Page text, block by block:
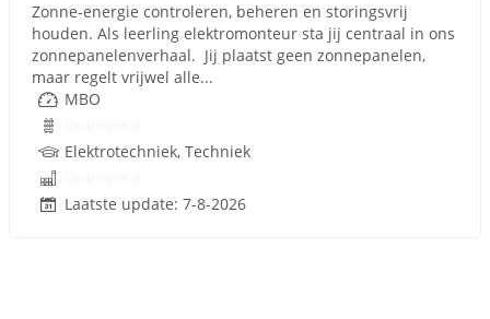
Zonne-energie controleren, beheren en storingsvrij
houden. Als leerling elektromonteur sta jij centraal in ons
zonnepanelenverhaal. Jij plaatst geen zonnepanelen,
maar regelt vrijwel alle...
MBO
Elektrotechniek, Techniek
Laatste update: 7-8-2026